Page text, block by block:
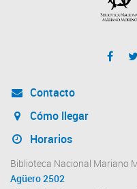
Contacto
Cómo llegar
Horarios
Biblioteca Nacional Mariano
Agüero 2502